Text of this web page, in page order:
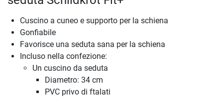
Cuscino a cuneo e supporto per la schiena
Gonfiabile
Favorisce una seduta sana per la schiena
Incluso nella confezione:
Un cuscino da seduta
Diametro: 34 cm
PVC privo di ftalati